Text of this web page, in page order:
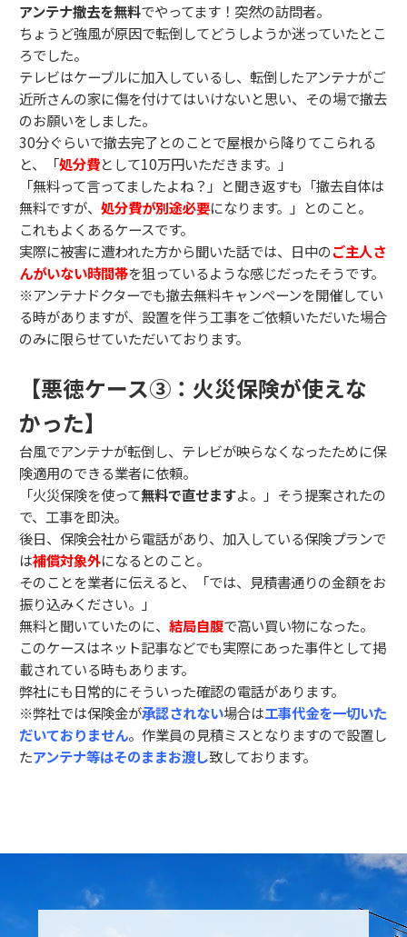
アンテナ撤去を無料でやってます！突然の訪問者。
ちょうど強風が原因で転倒してどうしようか迷っていたとこ
ろでした。
テレビはケーブルに加入しているし、転倒したアンテナがご
近所さんの家に傷を付けてはいけないと思い、その場で撤去
のお願いをしました。
30分ぐらいで撤去完了とのことで屋根から降りてこられる
と、「処分費として10万円いただきます。」
「無料って言ってましたよね？」と聞き返すも「撤去自体は
無料ですが、 処分費が別途必要になります。」とのこと。
これもよくあるケースです。
実際に被害に遭われた方から聞いた話では、日中のご主人さ
んがいない時間帯を狙っているような感じだったそうです。
※アンテナドクターでも撤去無料キャンペーンを開催してい
る時がありますが、設置を伴う工事をご依頼いただいた場合
のみに限らせていただいております。
【悪徳ケース③：火災保険が使えな
かった】
台風でアンテナが転倒し、テレビが映らなくなったために保
険適用のできる業者に依頼。
「火災保険を使って無料で直せますよ。」そう提案されたの
で、工事を即決。
後日、保険会社から電話があり、加入している保険プランで
は補償対象外になるとのこと。
そのことを業者に伝えると、「では、見積書通りの金額をお
振り込みください。」
無料と聞いていたのに、 結局自腹で高い買い物になった。
このケースはネット記事などでも実際にあった事件として掲
載されている時もあります。
弊社にも日常的にそういった確認の電話があります。
※弊社では保険金が承認されない場合は工事代金を一切いた
だいておりません。作業員の見積ミスとなりますので設置し
たアンテナ等はそのままお渡し致しております。